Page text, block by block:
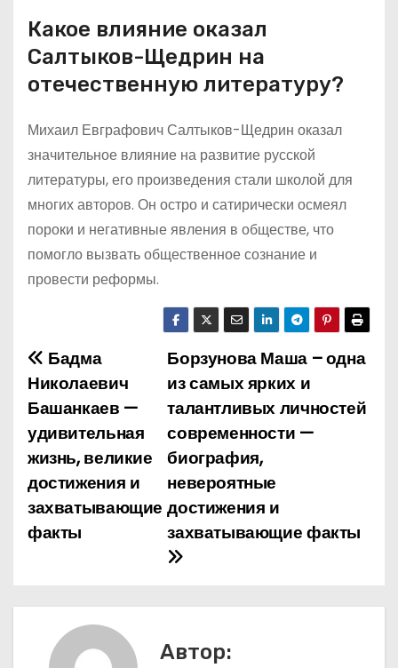
Какое влияние оказал
Салтыков-Щедрин на
отечественную литературу?
Михаил Евграфович Салтыков-Щедрин оказал
значительное влияние на развитие русской
литературы, его произведения стали школой для
многих авторов. Он остро и сатирически осмеял
пороки и негативные явления в обществе, что
помогло вызвать общественное сознание и
провести реформы.
Н
а
в
и
г
а
Борзунова Маша – одна
из самых ярких и
талантливых личностей
современности —
биография,
невероятные
достижения и
захватывающие факты
Бадма
Николаевич
Башанкаев —
удивительная
жизнь, великие
достижения и
захватывающие
факты
Автор: